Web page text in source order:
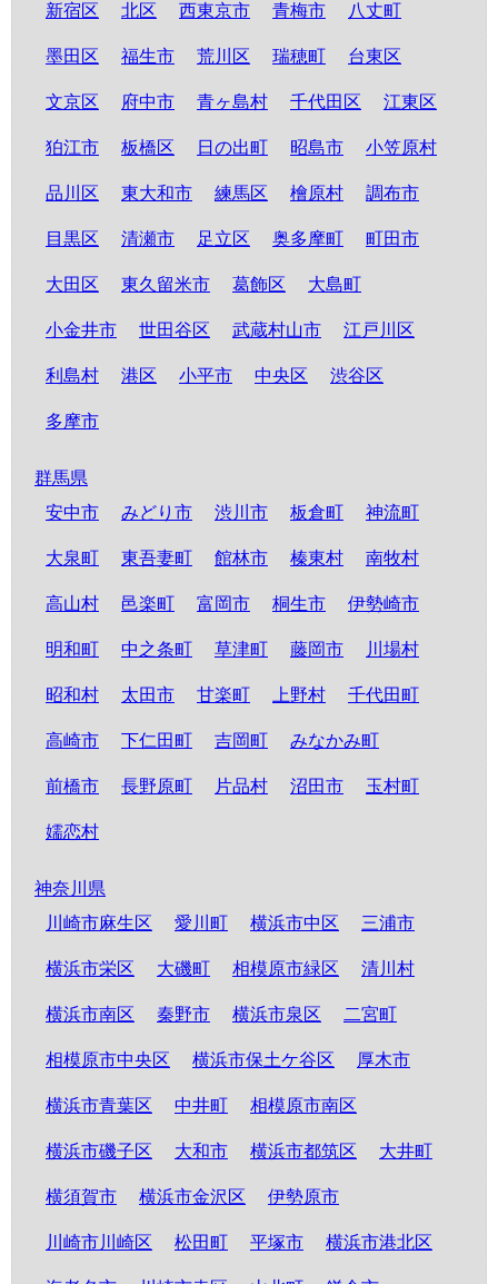
新宿区 北区 西東京市 青梅市 八丈町
墨田区 福生市 荒川区 瑞穂町 台東区
文京区 府中市 青ヶ島村 千代田区 江東区
狛江市 板橋区 日の出町 昭島市 小笠原村
品川区 東大和市 練馬区 檜原村 調布市
目黒区 清瀬市 足立区 奥多摩町 町田市
大田区 東久留米市 葛飾区 大島町
小金井市 世田谷区 武蔵村山市 江戸川区
利島村 港区 小平市 中央区 渋谷区
多摩市
群馬県
安中市
みどり市 渋川市 板倉町 神流町
大泉町 東吾妻町 館林市 榛東村 南牧村
高山村 邑楽町 富岡市 桐生市 伊勢崎市
明和町 中之条町 草津町 藤岡市 川場村
昭和村 太田市 甘楽町 上野村 千代田町
高崎市 下仁田町 吉岡町 みなかみ町
前橋市 長野原町 片品村 沼田市 玉村町
嬬恋村
神奈川県
川崎市麻生区
愛川町 横浜市中区 三浦市
横浜市栄区 大磯町 相模原市緑区 清川村
横浜市南区 秦野市 横浜市泉区 二宮町
相模原市中央区 横浜市保土ケ谷区 厚木市
横浜市青葉区 中井町 相模原市南区
横浜市磯子区 大和市 横浜市都筑区 大井町
横須賀市 横浜市金沢区 伊勢原市
川崎市川崎区 松田町 平塚市 横浜市港北区